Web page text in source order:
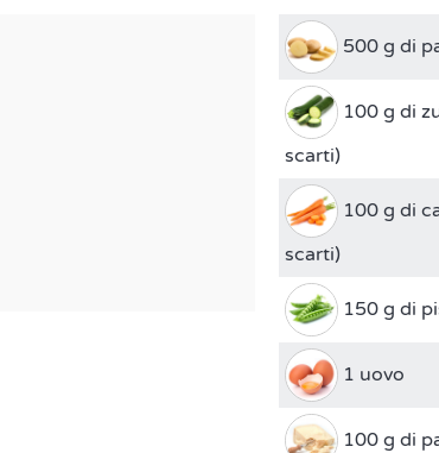
500 g di
100 g di
scarti)
100 g di
scarti)
150 g di
1 uovo
100 g di